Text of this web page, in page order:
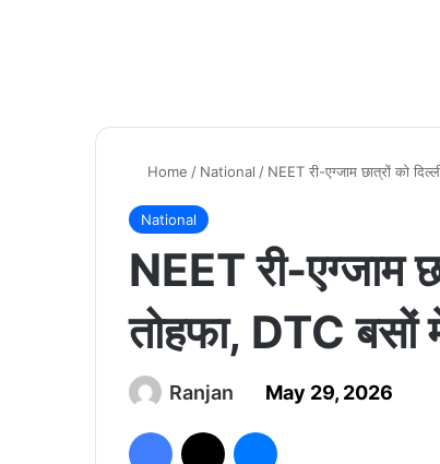
Home / National / NEET री-एग्जाम छात्रों को
National
NEET री-एग्जाम
तोहफा, DTC
Ranjan May 29, 2026